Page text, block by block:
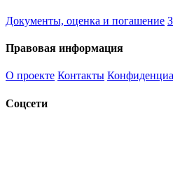
Документы, оценка и погашение
Правовая информация
О проекте Контакты
Соцсети